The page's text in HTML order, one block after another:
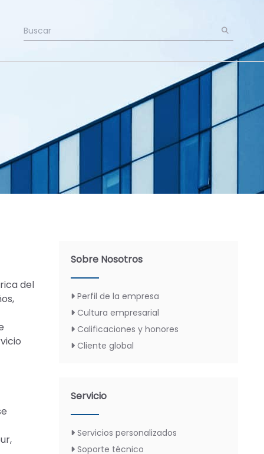
del
Sobre Nosotros
Perfil de la empresa
Cultura empresarial
Calificaciones y honores
Cliente global
Servicio
Servicios personalizados
Soporte técnico